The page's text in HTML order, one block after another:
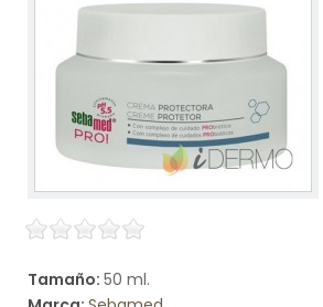
Tamaño: 50 ml.